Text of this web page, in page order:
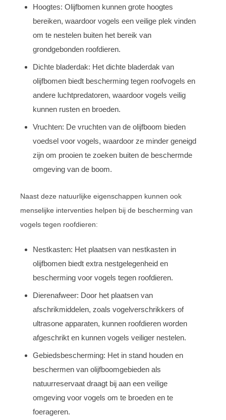
Hoogtes: Olijfbomen kunnen grote hoogtes
bereiken, waardoor vogels een veilige plek vinden
om te nestelen buiten het bereik van
grondgebonden roofdieren.
Dichte bladerdak: Het dichte bladerdak van
olijfbomen biedt bescherming tegen roofvogels en
andere luchtpredatoren, waardoor vogels veilig
kunnen rusten en broeden.
Vruchten: De vruchten van de olijfboom bieden
voedsel voor vogels, waardoor ze minder geneigd
zijn om prooien te zoeken buiten de beschermde
omgeving van de boom.
Naast deze natuurlijke eigenschappen kunnen ook
menselijke interventies helpen bij de bescherming van
vogels tegen roofdieren:
Nestkasten: Het plaatsen van nestkasten in
olijfbomen biedt extra nestgelegenheid en
bescherming voor vogels tegen roofdieren.
Dierenafweer: Door het plaatsen van
afschrikmiddelen, zoals vogelverschrikkers of
ultrasone apparaten, kunnen roofdieren worden
afgeschrikt en kunnen vogels veiliger nestelen.
Gebiedsbescherming: Het in stand houden en
beschermen van olijfboomgebieden als
natuurreservaat draagt bij aan een veilige
omgeving voor vogels om te broeden en te
foerageren.